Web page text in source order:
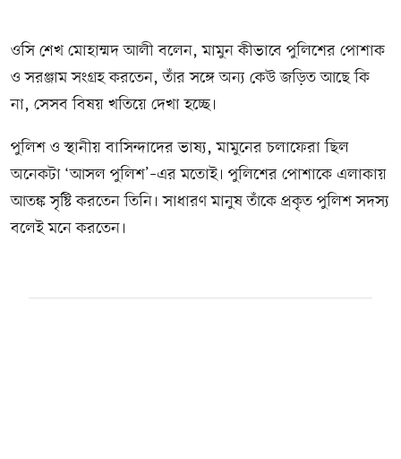
ওসি শেখ মোহাম্মদ আলী বলেন, মামুন কীভাবে পুলিশের পোশাক
ও সরঞ্জাম সংগ্রহ করতেন, তাঁর সঙ্গে অন্য কেউ জড়িত আছে কি
না, সেসব বিষয় খতিয়ে দেখা হচ্ছে।
পুলিশ ও স্থানীয় বাসিন্দাদের ভাষ্য, মামুনের চলাফেরা ছিল
অনেকটা ‘আসল পুলিশ’–এর মতোই। পুলিশের পোশাকে এলাকায়
আতঙ্ক সৃষ্টি করতেন তিনি। সাধারণ মানুষ তাঁকে প্রকৃত পুলিশ সদস্য
বলেই মনে করতেন।